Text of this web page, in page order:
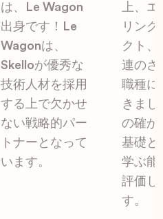
は、Le Wagon
出身です！Le
Wagonは、
Skelloが優秀な
技術人材を採用
する上で欠かせ
ない戦略的パー
トナーとなって
います。
上、
リン
クト、
連のさ
職種に
きまし
の確か
基礎と
学ぶ能
評価し
す。